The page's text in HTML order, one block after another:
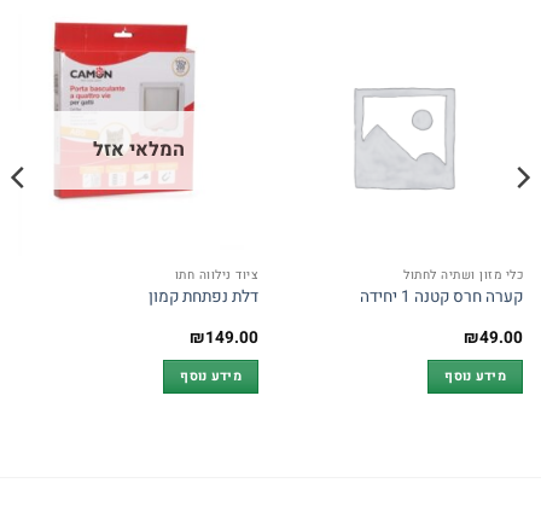
כלי מזון ושתיה לחתול
קערה חרס קטנה 1 יחידה
₪49.00
מידע נוסף
המלאי אזל
ציוד נילווה חתו
דלת נפתחת קמון
₪149.00
מידע נוסף